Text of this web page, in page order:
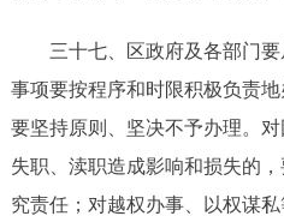
三十七、区政府及各部门要
事项要按程序和时限积极负责
要坚持原则
、坚决不予办理。
失职、渎职造成影响和损失的，
究责任；对越权办事、以权谋